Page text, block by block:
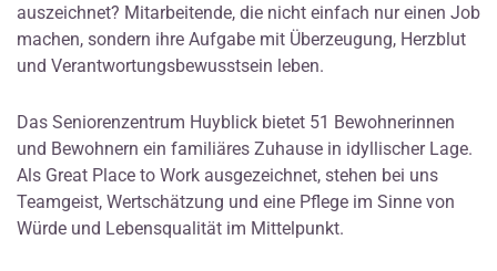
auszeichnet? Mitarbeitende, die nicht einfach nur einen Job
machen, sondern ihre Aufgabe mit Überzeugung, Herzblut
und Verantwortungsbewusstsein leben.
Das Seniorenzentrum Huyblick bietet 51 Bewohnerinnen
und Bewohnern ein familiäres Zuhause in idyllischer Lage.
Als Great Place to Work ausgezeichnet, stehen bei uns
Teamgeist, Wertschätzung und eine Pflege im Sinne von
Würde und Lebensqualität im Mittelpunkt.